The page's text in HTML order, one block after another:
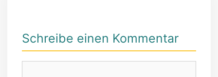
Schreibe einen Kommentar